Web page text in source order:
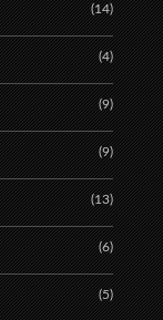
(14)
(4)
(9)
(9)
(13)
(6)
(5)